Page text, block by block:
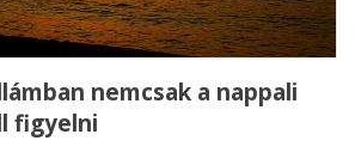
nemcsak a nappali
figyelni